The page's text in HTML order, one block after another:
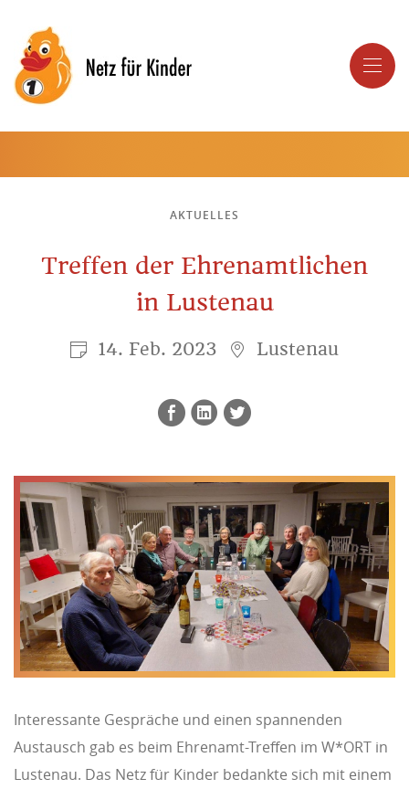
AKTUELLES
Treffen der Ehrenamtlichen
in Lustenau
14. Feb. 2023 Lustenau
Interessante Gespräche und einen spannenden
Austausch gab es beim Ehrenamt-Treffen im W*ORT in
Lustenau. Das Netz für Kinder bedankte sich mit einem